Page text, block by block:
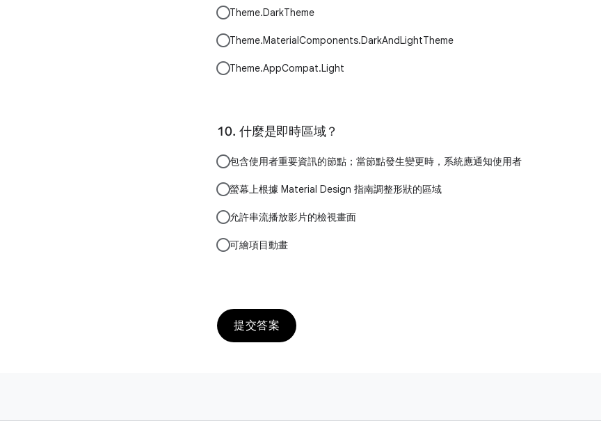
Theme.DarkTheme
Theme.MaterialComponents.DarkAndLightTheme
Theme.AppCompat.Light
什麼是即時區域？
包含使用者重要資訊的節點；當節點發生變更時，系統應通知使用者
螢幕上根據 Material Design 指南調整形狀的區域
允許串流播放影片的檢視畫面
可繪項目動畫
提交答案